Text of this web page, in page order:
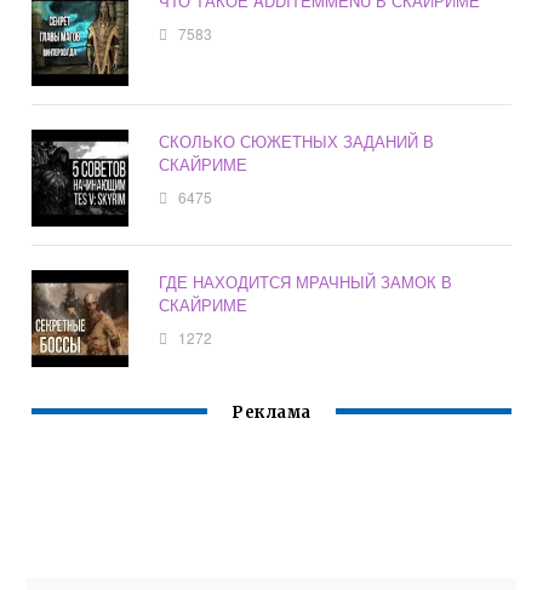
7583
СКОЛЬКО СЮЖЕТНЫХ ЗАДАНИЙ В
СКАЙРИМЕ
6475
ГДЕ НАХОДИТСЯ МРАЧНЫЙ ЗАМОК В
СКАЙРИМЕ
1272
Реклама